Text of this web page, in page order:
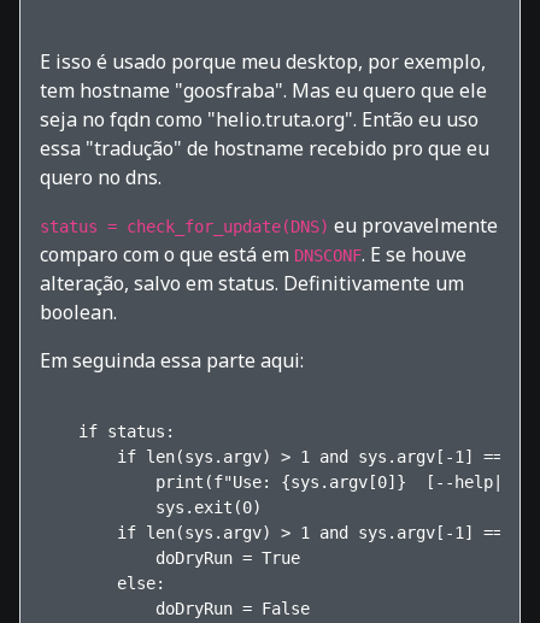
E isso é usado porque meu desktop, por exemplo,
tem hostname "goosfraba". Mas eu quero que ele
seja no fqdn como "helio.truta.org". Então eu uso
essa "tradução" de hostname recebido pro que eu
quero no dns.
status = check_for_update(DNS) eu provavelmente
comparo com o que está em DNSCONF. E se houve
alteração, salvo em status. Definitivamente um
boolean.
Em seguinda essa parte aqui:
    if status:
if len(sys.argv) > 1 and sys.argv[-1] ==
print(f"Use: {sys.argv[0]}  [--help|--
            sys.exit(0)
if len(sys.argv) > 1 and sys.argv[-1] ==
            doDryRun = True
        else:
            doDryRun = False